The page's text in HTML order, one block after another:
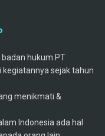
hukum PT
kegiatannya sejak tahun
menikmati &
Indonesia ada hal